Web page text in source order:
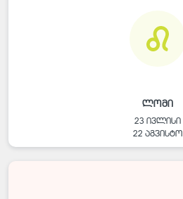
ლომი
23 ივლისი
22 აგვისტო